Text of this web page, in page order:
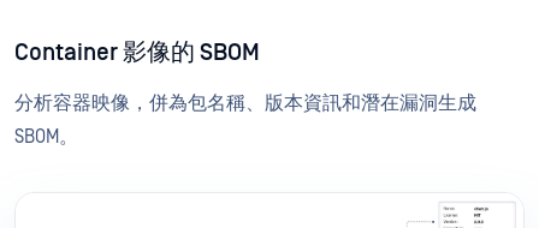
Container 影像的 SBOM
分析容器映像，併為包名稱、版本資訊和潛在漏洞生成
SBOM。